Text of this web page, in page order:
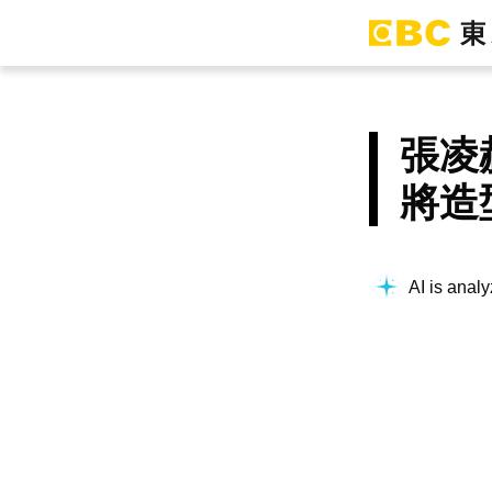
張凌
將造
AI is